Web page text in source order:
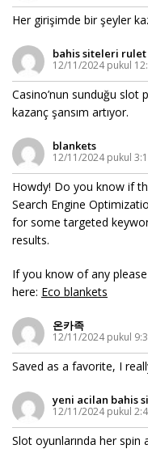
Her girişimde bir şeyler
bahis siteleri
12/11/2024 pukul
Casino’nun sunduğu slot
kazanç şansım artıyor.
blankets
12/11/2024 pukul
Howdy! Do you know if
Search Engine
for some targeted
results.
If you know of any
here: Eco blankets
온카족
12/11/2024 pukul
Saved as a favorite, I
yeni acilan bahis
12/11/2024 pukul
Slot oyunlarında her spin